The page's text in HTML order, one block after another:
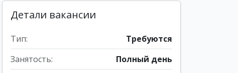
Детали вакансии
Тип:
Требуются
Занятость:
Полный день